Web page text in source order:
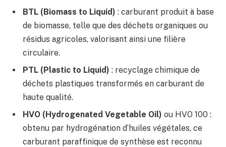
BTL (Biomass to Liquid) : carburant produit à base
de biomasse, telle que des déchets organiques ou
résidus agricoles, valorisant ainsi une filière
circulaire.
PTL (Plastic to Liquid) : recyclage chimique de
déchets plastiques transformés en carburant de
haute qualité.
HVO (Hydrogenated Vegetable Oil) ou HVO 100 :
obtenu par hydrogénation d’huiles végétales, ce
carburant paraffinique de synthèse est reconnu